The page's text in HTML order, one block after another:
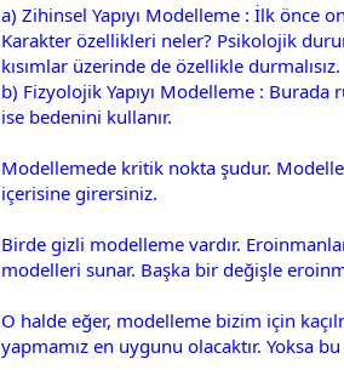
a) Zihinsel Yapıyı Modelleme : İlk önce
Karakter özellikleri neler? Psikolojik
kısımlar üzerinde de özellikle durmalısız.
b) Fizyolojik Yapıyı Modelleme :
ise bedenini kullanır.
Modellemede kritik nokta şudur.
içerisine girersiniz.
Birde gizli modelleme vardır.
modelleri sunar. Başka bir değişle
O halde eğer, modelleme bizim için
yapmamız en uygunu olacaktır. Yoksa